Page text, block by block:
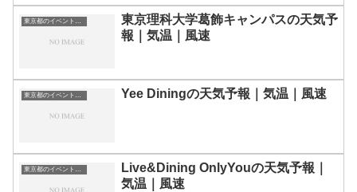
東京都のイベント会場一覧
東京理科大学葛飾キャンパスの天気予
報｜気温｜風速
東京都のイベント会場一覧 Yee Diningの天気予報｜気温｜風速
東京都のイベント会場一覧
Live&Dining OnlyYouの天気予報｜
気温｜風速